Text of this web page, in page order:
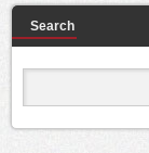
Search